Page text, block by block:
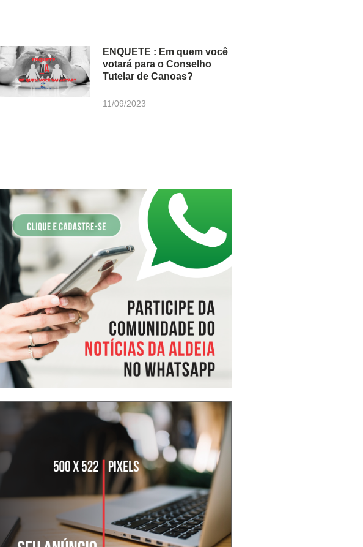
ENQUETE : Em quem você
votará para o Conselho
Tutelar de Canoas?
11/09/2023